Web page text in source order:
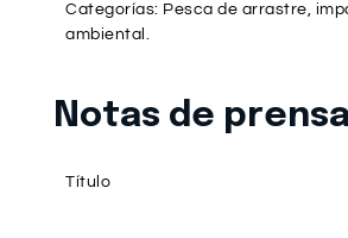
Categorías: Pesca de arrastre,
ambiental.
Notas de
Título